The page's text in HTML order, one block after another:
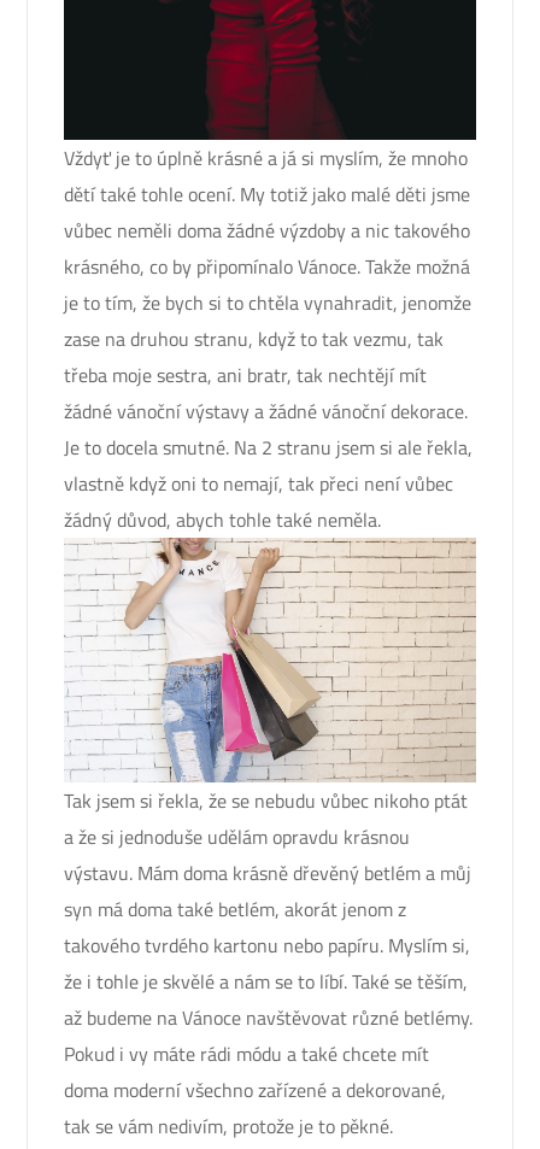
Vždyť je to úplně krásné a já si myslím, že mnoho
dětí také tohle ocení. My totiž jako malé děti jsme
vůbec neměli doma žádné výzdoby a nic takového
krásného, co by připomínalo Vánoce. Takže možná
je to tím, že bych si to chtěla vynahradit, jenomže
zase na druhou stranu, když to tak vezmu, tak
třeba moje sestra, ani bratr, tak nechtějí mít
žádné vánoční výstavy a žádné vánoční dekorace.
Je to docela smutné. Na 2 stranu jsem si ale řekla,
vlastně když oni to nemají, tak přeci není vůbec
žádný důvod, abych tohle také neměla.
Tak jsem si řekla, že se nebudu vůbec nikoho ptát
a že si jednoduše udělám opravdu krásnou
výstavu. Mám doma krásně dřevěný betlém a můj
syn má doma také betlém, akorát jenom z
takového tvrdého kartonu nebo papíru. Myslím si,
že i tohle je skvělé a nám se to líbí. Také se těším,
až budeme na Vánoce navštěvovat různé betlémy.
Pokud i vy máte rádi módu a také chcete mít
doma moderní všechno zařízené a dekorované,
tak se vám nedivím, protože je to pěkné.